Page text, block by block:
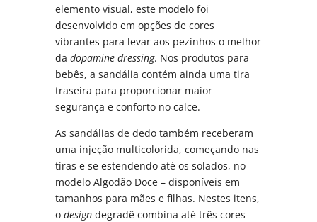
elemento visual, este modelo foi
desenvolvido em opções de cores
vibrantes para levar aos pezinhos o melhor
dadopamine dressing. Nos produtos para
bebês, a sandália contém ainda uma tira
traseira para proporcionar maior
segurança e conforto no calce.
As sandálias de dedo também receberam
uma injeção multicolorida, começando nas
tiras e se estendendo até os solados, no
modelo Algodão Doce – disponíveis em
tamanhos para mães e filhas. Nestes itens,
odesign degradê combina até três cores